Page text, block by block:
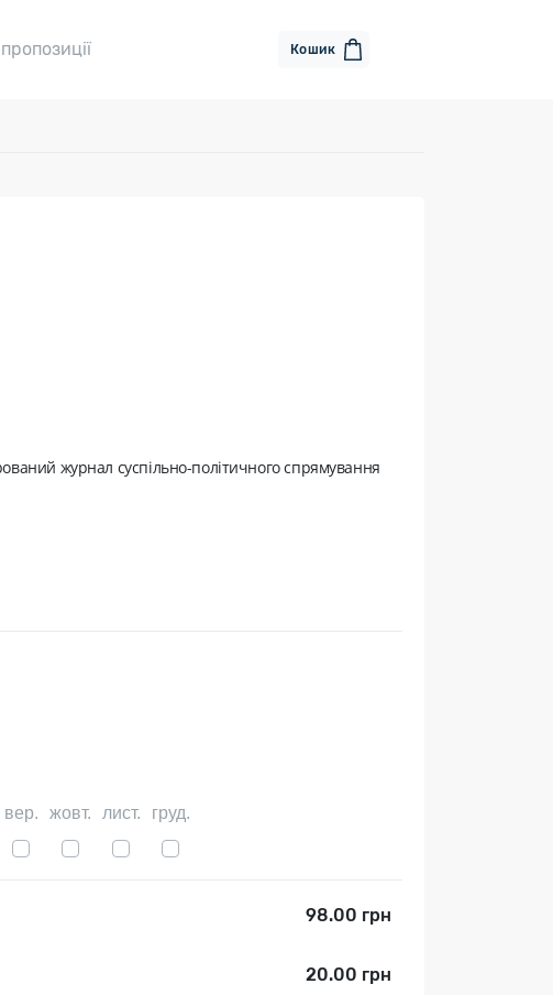
Кошик
журнал суспільно-політичного спрямування
вер. жовт. лист. груд.
98.00 грн
20.00 грн